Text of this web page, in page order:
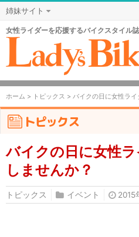
姉妹サイト
女性ライダーを応援するバイクスタイル誌
ホーム > トピックス > バイクの日に女性ラ
トピックス
バイクの日に女性
しませんか？
トピックス イベント 2015